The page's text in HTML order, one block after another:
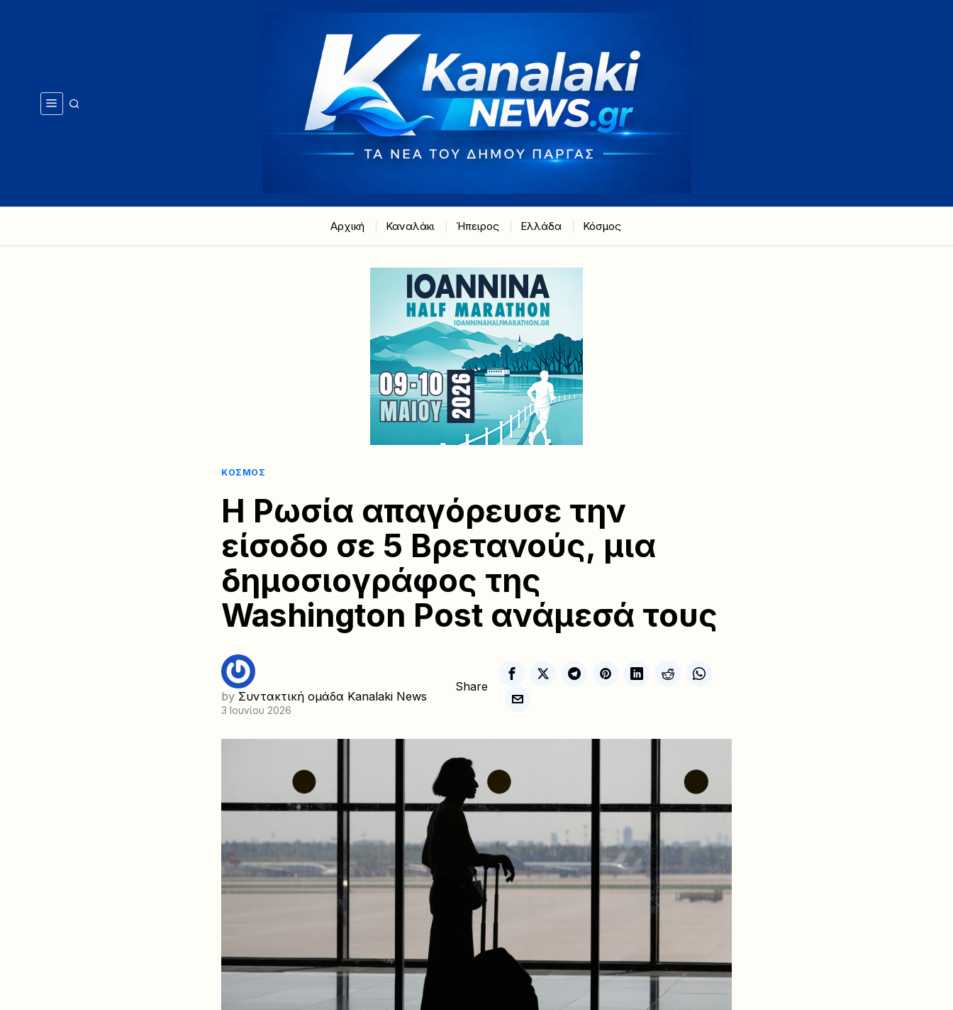
Αρχική Καναλάκι Ήπειρος Ελλάδα Κόσμος
ΚΌΣΜΟΣ
Η Ρωσία απαγόρευσε την
είσοδο σε 5 Βρετανούς, μια
δημοσιογράφος της
Washington Post ανάμεσά τους
by Συντακτική ομάδα Kanalaki News
3 Ιουνίου 2026
Share